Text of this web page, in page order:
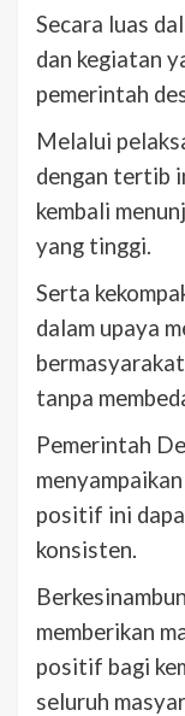
Secara luas
dan kegiatan
pemerintah
Melalui
dengan tertib
kembali
yang tinggi.
Serta
dalam upaya
tanpa
Pemerintah
positif ini
konsisten.
memberikan
positif bagi
seluruh